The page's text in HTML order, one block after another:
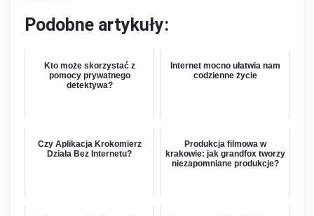
Podobne artykuły:
Kto może skorzystać z
pomocy prywatnego
detektywa?
Internet mocno ułatwia nam
codzienne życie
Czy Aplikacja Krokomierz
Działa Bez Internetu?
Produkcja filmowa w
krakowie: jak grandfox tworzy
niezapomniane produkcje?